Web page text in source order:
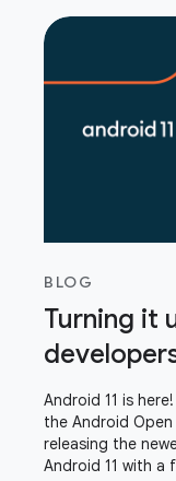
and
BLOG
Turning it
Android 11 is
the Android
releasing the
Android 11 with a